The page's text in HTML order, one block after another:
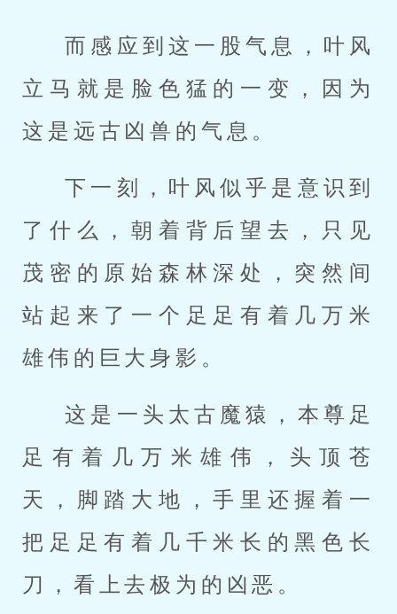
而感应到这一股气息，叶风
立马就是脸色猛的一变，因为
这是远古凶兽的气息。
下一刻，叶风似乎是意识到
了什么，朝着背后望去，只见
茂密的原始森林深处，突然间
站起来了一个足足有着几万米
雄伟的巨大身影。
这是一头太古魔猿，本尊足
足有着几万米雄伟，头顶苍
天，脚踏大地，手里还握着一
把足足有着几千米长的黑色长
刀，看上去极为的凶恶。